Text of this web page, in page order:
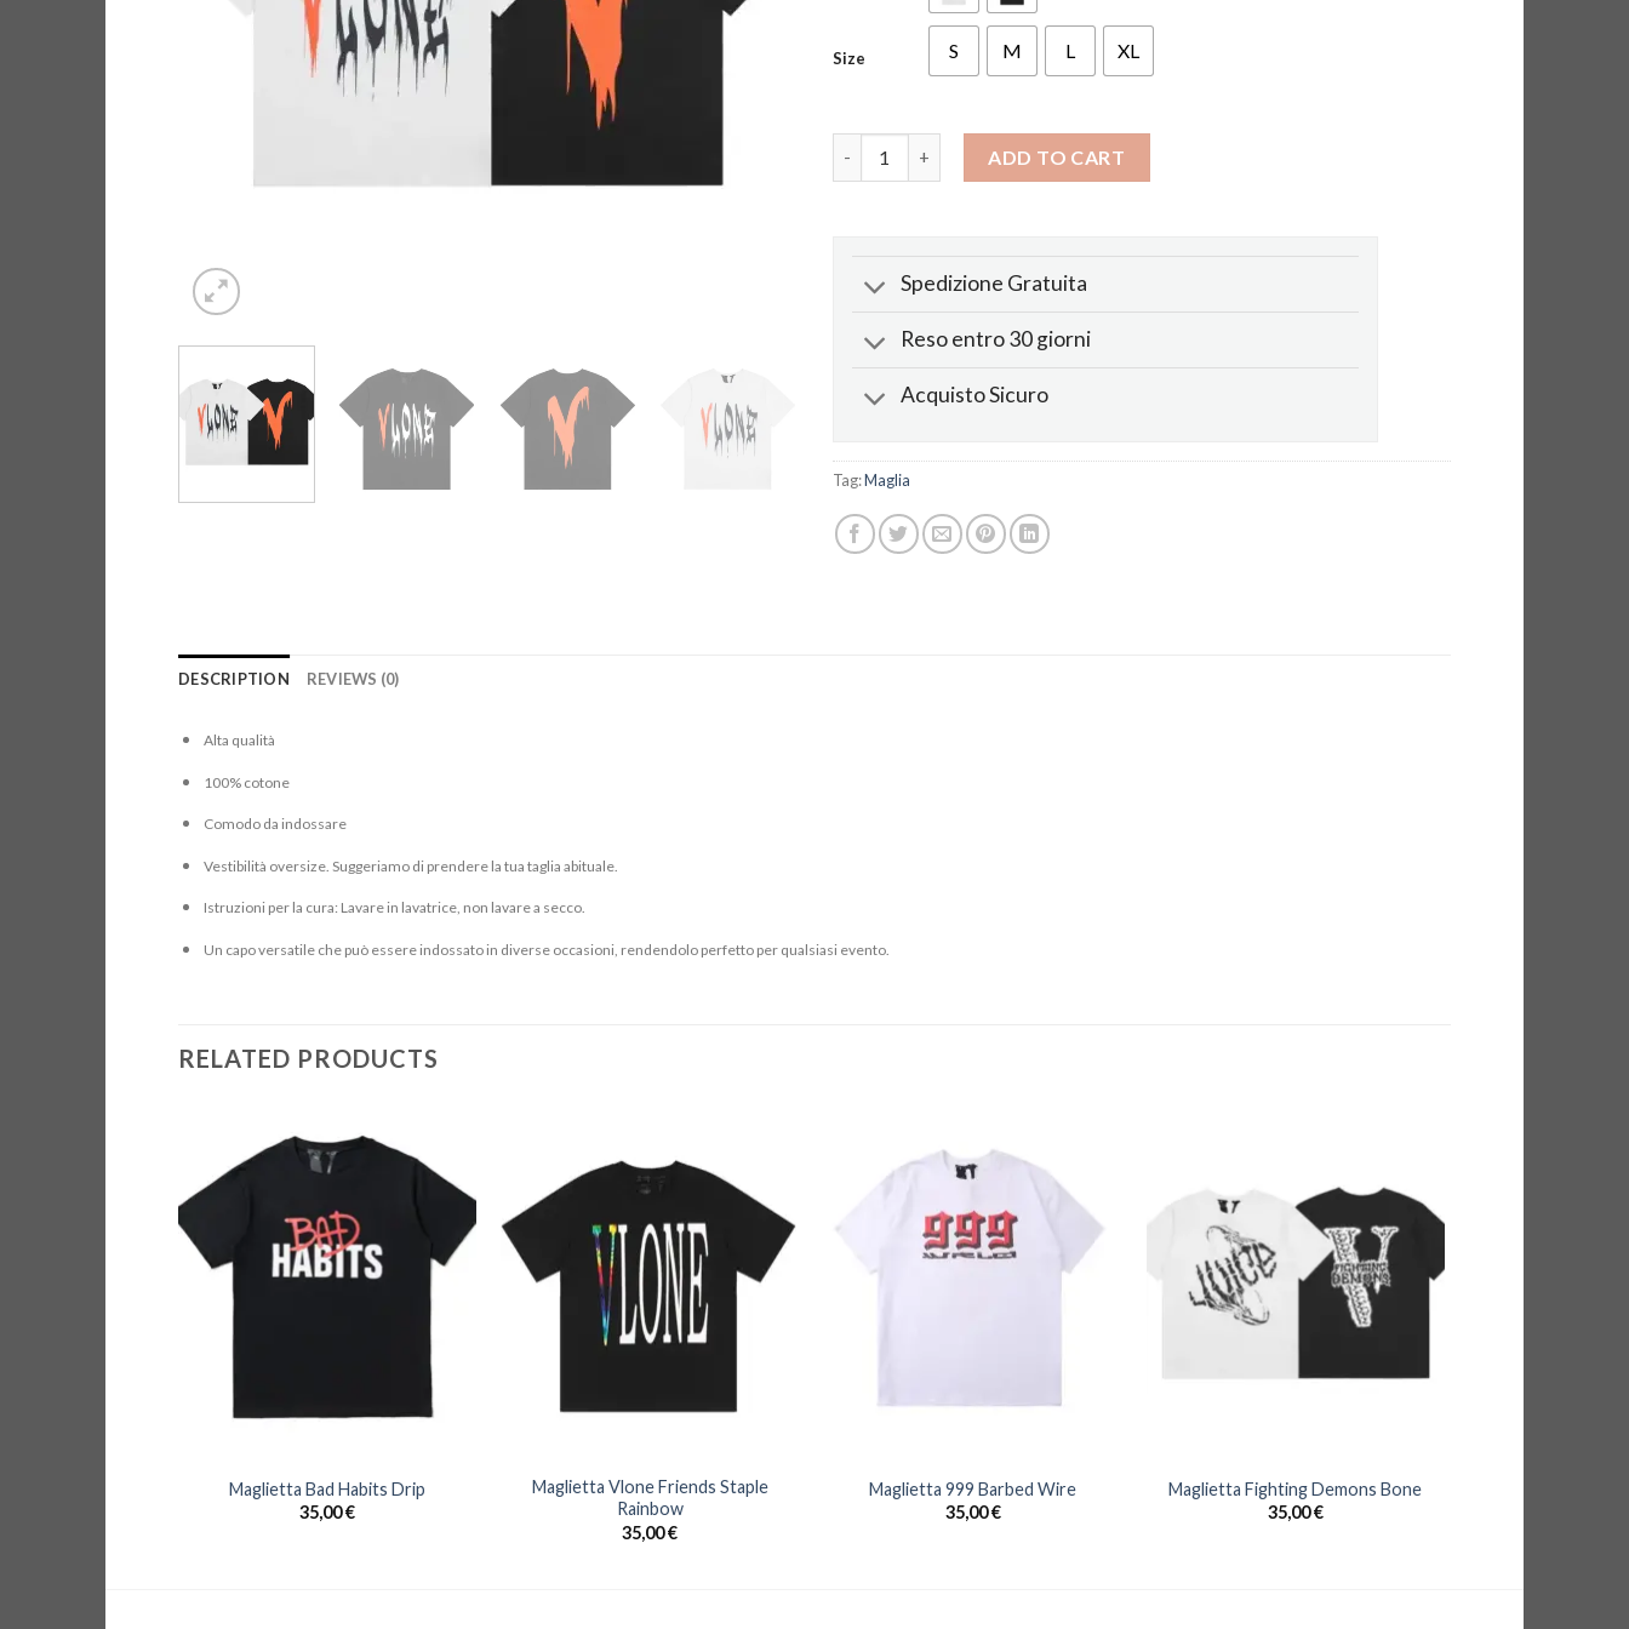
Size S M L XL
ADD TO CART
Spedizione Gratuita
Reso entro 30 giorni
Acquisto Sicuro
Tag:Maglia
DESCRIPTION REVIEWS (0)
Alta qualità
100% cotone
Comodo da indossare
Vestibilità oversize. Suggeriamo di prendere la tua taglia abituale.
Istruzioni per la cura: Lavare in lavatrice, non lavare a secco.
Un capo versatile che può essere indossato in diverse occasioni, rendendolo perfetto per qualsiasi evento.
RELATED PRODUCTS
Maglietta Bad Habits Drip
35,00€
Maglietta Vlone Friends Staple
Rainbow
35,00€
Maglietta 999 Barbed Wire
35,00€
Maglietta Fighting Demons Bone
35,00€